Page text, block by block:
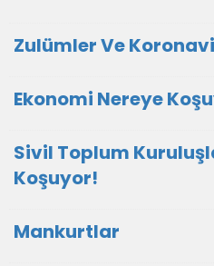
Zulümler Ve
Ekonomi Nereye
Sivil Toplum
Koşuyor!
Mankurtlar